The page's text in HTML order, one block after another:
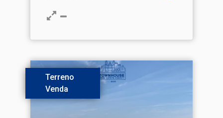
Terreno
Venda